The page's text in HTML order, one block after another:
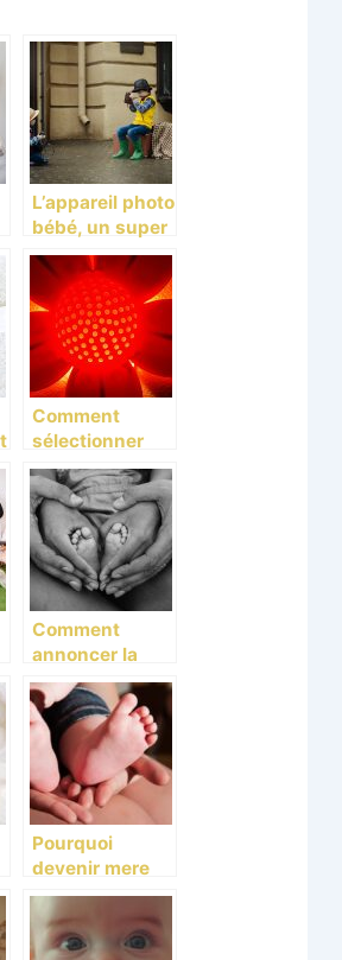
L’appareil photo
bébé, un super
cadeau pour
votre enfant
Comment
sélectionner
une meilleure
veilleuse pour
bébé ?
Comment
annoncer la
naissance de
votre bebe?
Pourquoi
devenir mere
peut faire peur
?